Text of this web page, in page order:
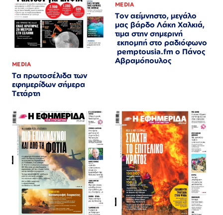
MEDIA
Τα πρωτοσέλιδα των
εφημερίδων σήμερα
Τετάρτη
MEDIA
Τον αείμνηστο, μεγάλο
μας βάρδο Λάκη Χαλκιά,
τιμα στην σημερινή
εκπομπή στο ραδιόφωνο
pemptousia.fm ο Πάνος
Αβραμόπουλος